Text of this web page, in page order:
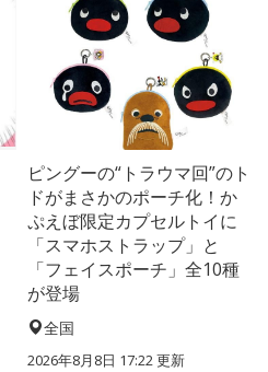
ピングーの“トラウマ回”のト
ドがまさかのポーチ化！か
ぷえぼ限定カプセルトイに
「スマホストラップ」と
「フェイスポーチ」全10種
が登場
全国
2026年8月8日 17:22更新